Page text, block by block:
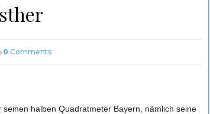
0 Comments
halben Quadratmeter Bayern, nämlich seine